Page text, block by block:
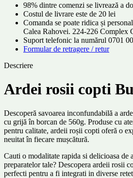
98% dintre comenzi se livrează a
Costul de livrare este de 20 lei
Comanda se poate ridica și
Calea Rahovei. 224-226 Complex
Suport telefonic la numărul 0701
Formular de retragere / retur
Descriere
Ardei rosii copti
Descoperă savoarea inconfundabilă a
cu grijă în borcan de 560g. Produse cu
pentru calitate, ardeii roșii copti oferă o
neuitat în fiecare mușcătură.
Cauti o modalitate rapida si delicioasa de
preparatelor tale? Descopera ardeii rosii
perfecti pentru a fi integrati in diverse